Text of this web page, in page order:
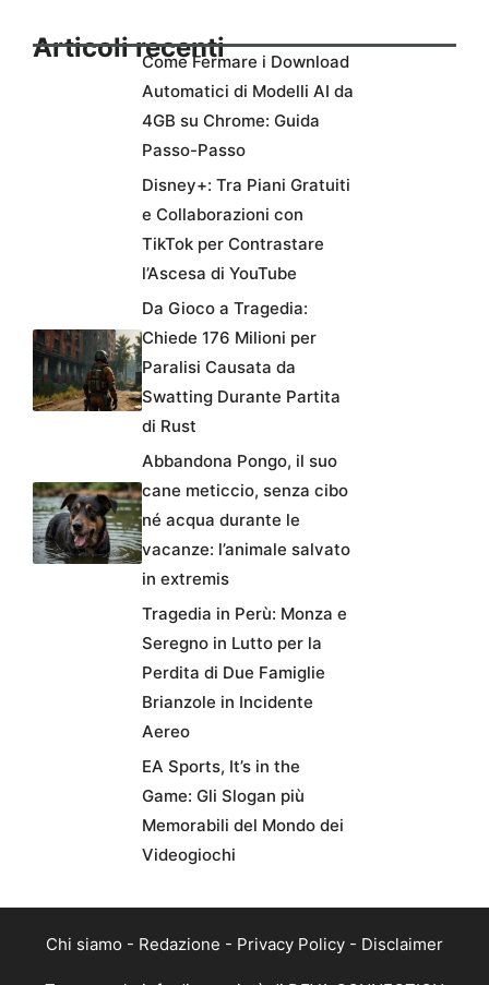
Articoli recentiCome Fermare i Download
Automatici di Modelli AI da
4GB su Chrome: Guida
Passo-Passo
Disney+: Tra Piani Gratuiti
e Collaborazioni con
TikTok per Contrastare
l’Ascesa di YouTube
Da Gioco a Tragedia:
Chiede 176 Milioni per
Paralisi Causata da
Swatting Durante Partita
di Rust
Abbandona Pongo, il suo
cane meticcio, senza cibo
né acqua durante le
vacanze: l’animale salvato
in extremis
Tragedia in Perù: Monza e
Seregno in Lutto per la
Perdita di Due Famiglie
Brianzole in Incidente
Aereo
EA Sports, It’s in the
Game: Gli Slogan più
Memorabili del Mondo dei
Videogiochi
Chi siamo - Redazione - Privacy Policy - Disclaimer